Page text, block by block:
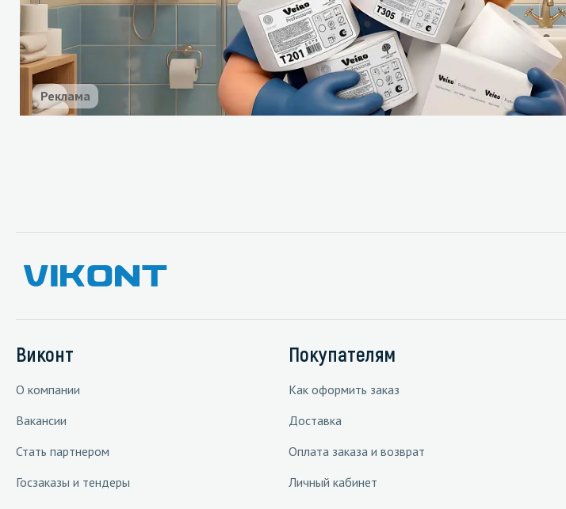
Реклама
Виконт
О компании
Вакансии
Стать партнером
Госзаказы и тендеры
Покупателям
Как оформить заказ
Доставка
Оплата заказа и возврат
Личный кабинет